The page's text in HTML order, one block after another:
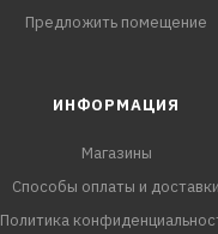
Предложить помещение
ИНФОРМАЦИЯ
Магазины
Способы оплаты и доставки
Политика